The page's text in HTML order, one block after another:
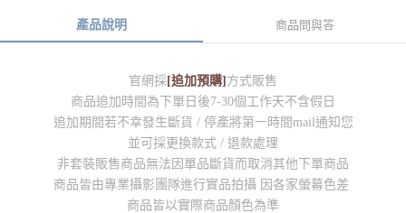
產品說明 商品問與答
官網採[追加預購]方式販售
商品追加時間為下單日後7-30個工作天不含假日
追加期間若不幸發生斷貨 / 停產將第一時間mail通知您
並可採更換款式 / 退款處理
非套裝販售商品無法因單品斷貨而取消其他下單商品
商品皆由專業攝影團隊進行實品拍攝 因各家螢幕色差
商品皆以實際商品顏色為準